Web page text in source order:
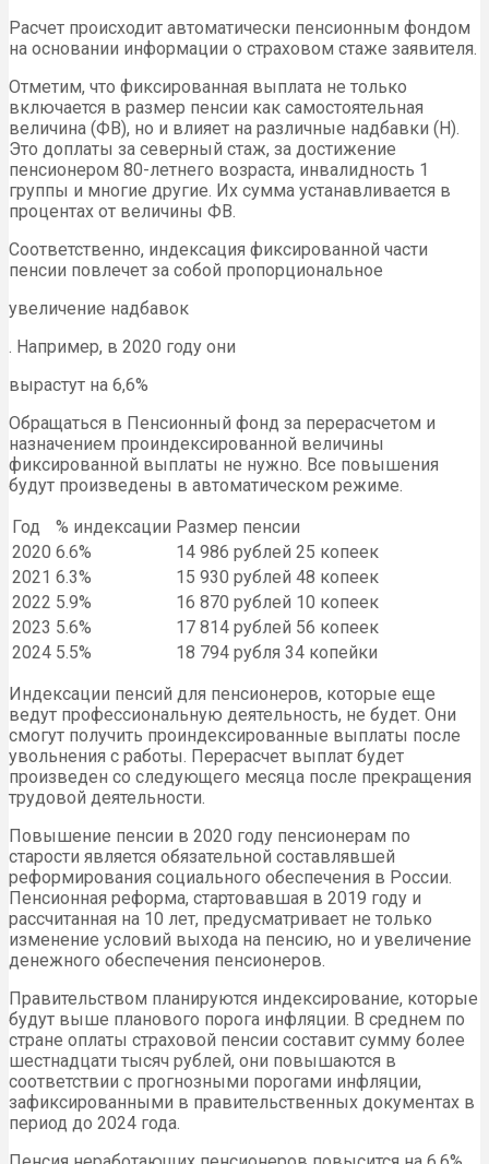
Расчет происходит автоматически пенсионным фондом
на основании информации о страховом стаже заявителя.
Отметим, что фиксированная выплата не только
включается в размер пенсии как самостоятельная
величина (ФВ), но и влияет на различные надбавки (Н).
Это доплаты за северный стаж, за достижение
пенсионером 80-летнего возраста, инвалидность 1
группы и многие другие. Их сумма устанавливается в
процентах от величины ФВ.
Соответственно, индексация фиксированной части
пенсии повлечет за собой пропорциональное
увеличение надбавок
. Например, в 2020 году они
вырастут на 6,6%
Обращаться в Пенсионный фонд за перерасчетом и
назначением проиндексированной величины
фиксированной выплаты не нужно. Все повышения
будут произведены в автоматическом режиме.
Год
% индексации Размер пенсии
2020 6.6%
14 986 рублей 25 копеек
2021 6.3%
15 930 рублей 48 копеек
2022 5.9%
16 870 рублей 10 копеек
2023 5.6%
17 814 рублей 56 копеек
2024 5.5%
18 794 рубля 34 копейки
Индексации пенсий для пенсионеров, которые еще
ведут профессиональную деятельность, не будет. Они
смогут получить проиндексированные выплаты после
увольнения с работы. Перерасчет выплат будет
произведен со следующего месяца после прекращения
трудовой деятельности.
Повышение пенсии в 2020 году пенсионерам по
старости является обязательной составлявшей
реформирования социального обеспечения в России.
Пенсионная реформа, стартовавшая в 2019 году и
рассчитанная на 10 лет, предусматривает не только
изменение условий выхода на пенсию, но и увеличение
денежного обеспечения пенсионеров.
Правительством планируются индексирование, которые
будут выше планового порога инфляции. В среднем по
стране оплаты страховой пенсии составит сумму более
шестнадцати тысяч рублей, они повышаются в
соответствии с прогнозными порогами инфляции,
зафиксированными в правительственных документах в
период до 2024 года.